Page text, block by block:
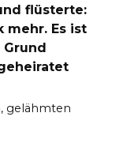
flüsterte:
mehr. Es ist
gelähmten